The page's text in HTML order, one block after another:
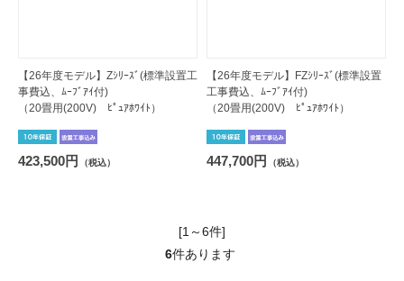
【26年度モデル】Zｼﾘｰｽﾞ(標準設置工
事費込、ﾑｰﾌﾞｱｲ付)
（20畳用(200V) ﾋﾟｭｱﾎﾜｲﾄ）
423,500円 （税込）
【26年度モデル】FZｼﾘｰｽﾞ(標準設置
工事費込、ﾑｰﾌﾞｱｲ付)
（20畳用(200V) ﾋﾟｭｱﾎﾜｲﾄ）
447,700円 （税込）
[1～6件]
6件あります